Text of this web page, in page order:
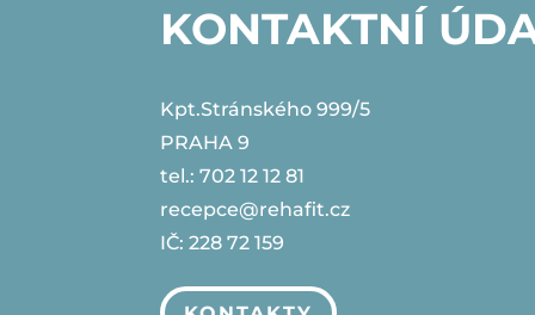
KONTAKTNÍ
Kpt.Stránského 999/5
PRAHA 9
tel.: 702 12 12 81
recepce@rehafit.cz
IČ: 228 72 159